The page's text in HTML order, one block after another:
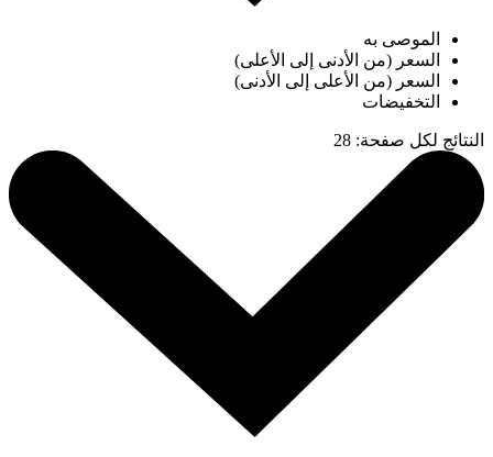
الموصى به
السعر (من الأدنى إلى الأعلى)
السعر (من الأعلى إلى الأدنى)
التخفيضات
النتائج لكل صفحة:
28